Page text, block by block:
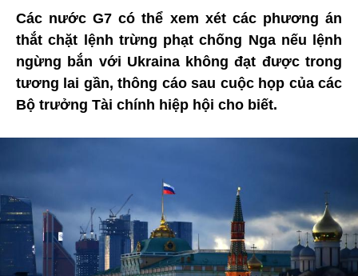
Các nước G7 có thể xem xét các phương án
thắt chặt lệnh trừng phạt chống Nga nếu lệnh
ngừng bắn với Ukraina không đạt được trong
tương lai gần, thông cáo sau cuộc họp của các
Bộ trưởng Tài chính hiệp hội cho biết.